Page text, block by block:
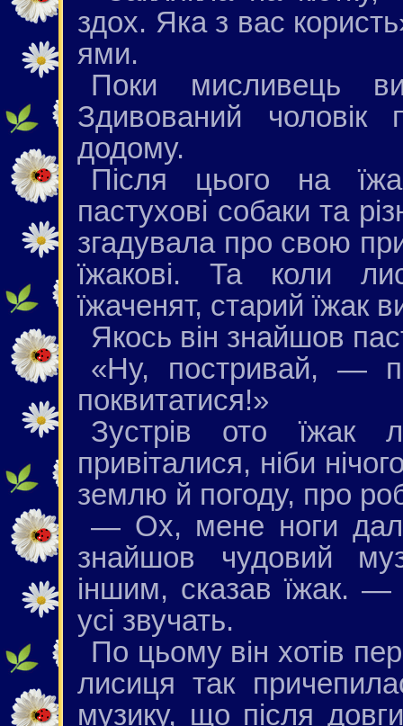
здох. Яка з вас
ями.
Поки мисливець
Здивований
додому.
Після цього на
пастухові собаки та
згадувала про свою
їжакові. Та коли
їжаченят, старий їжак
Якось він знайшов
«Ну, постривай, —
поквитатися!»
Зустрів ото їжак
привіталися, ніби
землю й погоду, про
— Ох, мене ноги
знайшов чудовий
іншим, сказав їжак.
усі звучать.
По цьому він хотів
лисиця так
музику, що після